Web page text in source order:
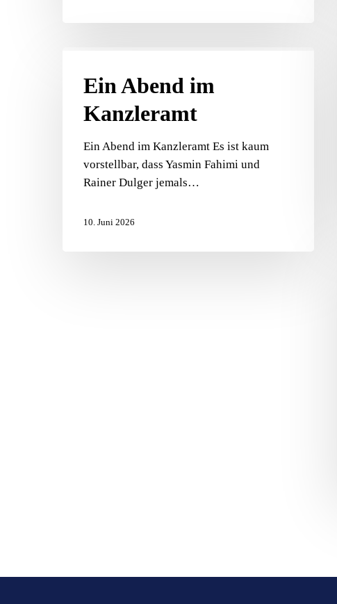
Kanzleramt
Ein Abend im
Kanzleramt
Ein Abend im Kanzleramt Es ist kaum
vorstellbar, dass Yasmin Fahimi und
Rainer Dulger jemals…
10. Juni 2026